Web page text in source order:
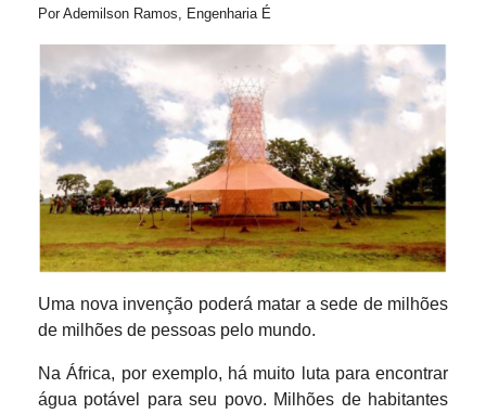
Por Ademilson Ramos, Engenharia É
Uma nova invenção poderá matar a sede de milhões
de milhões de pessoas pelo mundo.
Na África, por exemplo, há muito luta para encontrar
água potável para seu povo. Milhões de habitantes